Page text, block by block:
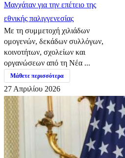
Μανχάταν για την επέτειο της
εθνικής παλιγγενεσίας
Με τη συμμετοχή χιλιάδων
ομογενών, δεκάδων συλλόγων,
κοινοτήτων, σχολείων και
οργανώσεων από τη Νέα ...
Μάθετε περισσότερα
27 Απριλίου 2026